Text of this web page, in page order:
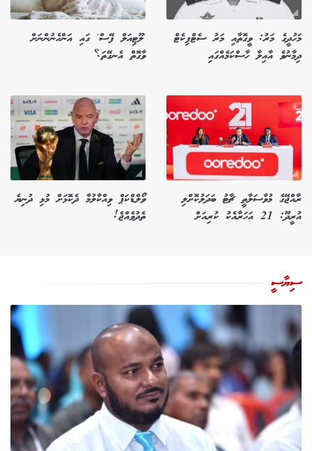
މަހުދީގެ މަރު: ވީގޮތާއި މަރު ސެޓްފިކެޓް
ދިމާނުވެ އާއިލާ ހާސްކަމެއްގައި
'ލޫޓިއަލް ފޭސް' ގައި އަންހެނުންނަށް
ވާގޮތް އެނގޭތަ؟
ރާއްޖޭގެ މުވާސަލާތީ ޗާޓު ބަދަލުކޮށްލި
އުރީދޫ: 21 އަހަރާއެކު ކުރިއަށް
ވޯލްޑްކަޕް ވިއްކާލުމާ ދެކޮޅަށް މުޅި ދުނިޔެ
ތެދުވެއްޖެ!
ސިޔާސީ